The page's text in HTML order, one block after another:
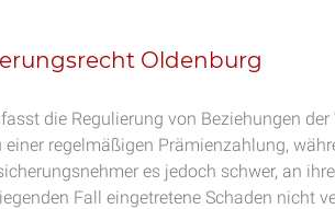
Oldenburg
die Regulierung von Beziehungen
regelmäßigen Prämienzahlung,
es jedoch schwer, an
Fall eingetretene Schaden nicht